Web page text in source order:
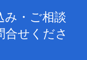
み・ご相談
せくださ